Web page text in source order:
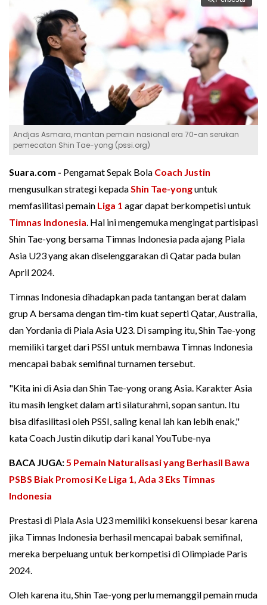
Andjas Asmara, mantan pemain nasional era 70-an serukan
pemecatan Shin Tae-yong (pssi.org)
Suara.com - Pengamat Sepak Bola Coach Justin
mengusulkan strategi kepadaShin Tae-yonguntuk
memfasilitasi pemain Liga 1 agar dapat berkompetisi untuk
Timnas Indonesia. Hal ini mengemuka mengingat partisipasi
Shin Tae-yong bersama Timnas Indonesia pada ajang Piala
Asia U23 yang akan diselenggarakan di Qatar pada bulan
April 2024.
Timnas Indonesia dihadapkan pada tantangan berat dalam
grup A bersama dengan tim-tim kuat seperti Qatar, Australia,
dan Yordania di Piala Asia U23. Di samping itu, Shin Tae-yong
memiliki target dari PSSI untuk membawa Timnas Indonesia
mencapai babak semifinal turnamen tersebut.
"Kita ini di Asia dan Shin Tae-yong orang Asia. Karakter Asia
itu masih lengket dalam arti silaturahmi, sopan santun. Itu
bisa difasilitasi oleh PSSI, saling kenal lah kan lebih enak,"
kata Coach Justin dikutip dari kanal YouTube-nya
BACA JUGA:5 Pemain Naturalisasi yang Berhasil Bawa
PSBS Biak Promosi Ke Liga 1, Ada 3 Eks Timnas
Indonesia
Prestasi di Piala Asia U23 memiliki konsekuensi besar karena
jika Timnas Indonesia berhasil mencapai babak semifinal,
mereka berpeluang untuk berkompetisi di Olimpiade Paris
2024.
Oleh karena itu, Shin Tae-yong perlu memanggil pemain muda